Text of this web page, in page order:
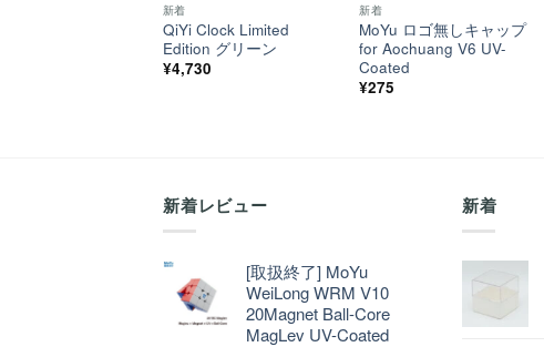
新着
QiYi Clock Limited
Edition グリーン
¥4,730
新着
MoYu ロゴ無しキャップ
for Aochuang V6 UV-
Coated
¥275
新着レビュー
[取扱終了] MoYu
WeiLong WRM V10
20Magnet Ball-Core
MagLev UV-Coated
新着